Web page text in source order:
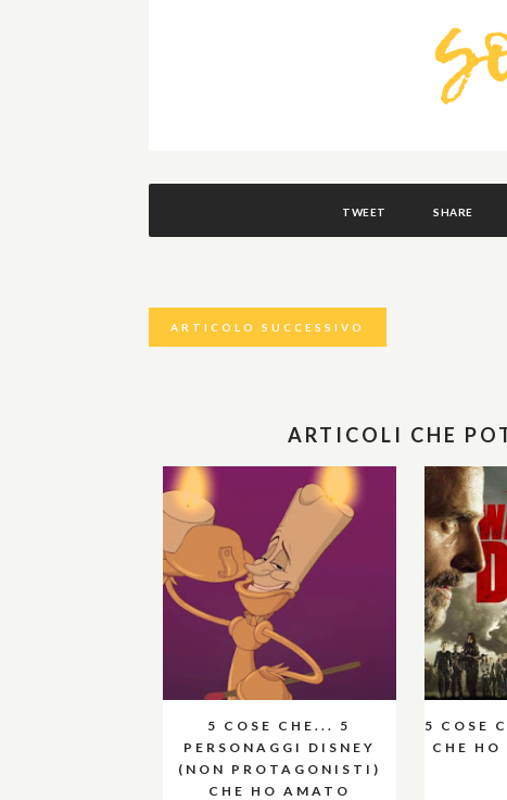
TWEET SHARE
ARTICOLO SUCCESSIVO
ARTICOLI CHE
5 COSE CHE... 5
PERSONAGGI DISNEY
(NON PROTAGONISTI)
CHE HO AMATO
5 COSE
CHE